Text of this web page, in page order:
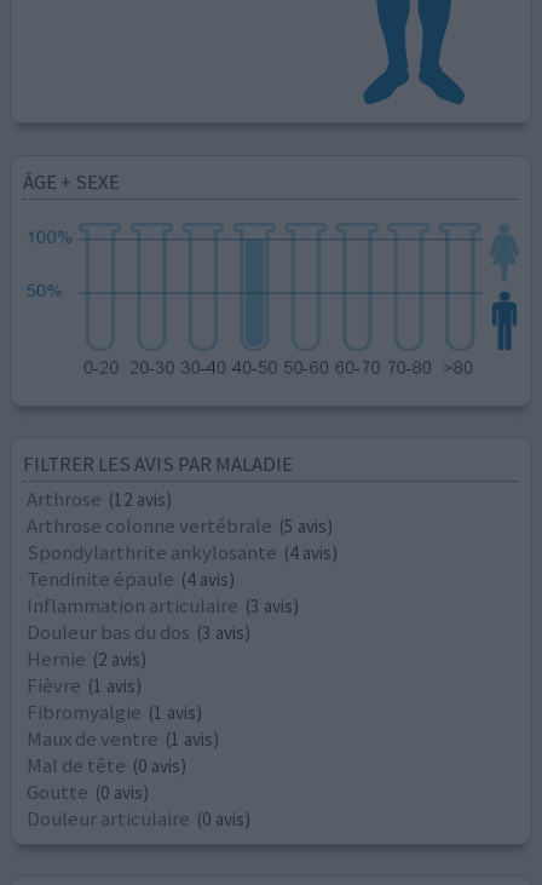
ÂGE + SEXE
FILTRER LES AVIS PAR MALADIE
Arthrose (12 avis)
Arthrose colonne vertébrale (5 avis)
Spondylarthrite ankylosante (4 avis)
Tendinite épaule (4 avis)
Inflammation articulaire (3 avis)
Douleur bas du dos (3 avis)
Hernie (2 avis)
Fièvre (1 avis)
Fibromyalgie (1 avis)
Maux de ventre (1 avis)
Mal de tête (0 avis)
Goutte (0 avis)
Douleur articulaire (0 avis)